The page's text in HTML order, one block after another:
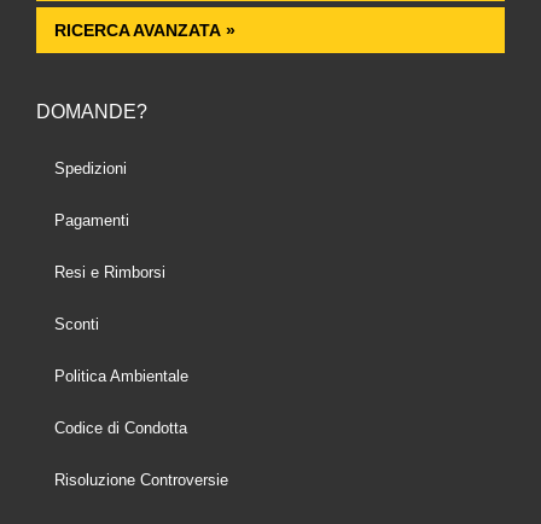
RICERCA AVANZATA »
DOMANDE?
Spedizioni
Pagamenti
Resi e Rimborsi
Sconti
Politica Ambientale
Codice di Condotta
Risoluzione Controversie